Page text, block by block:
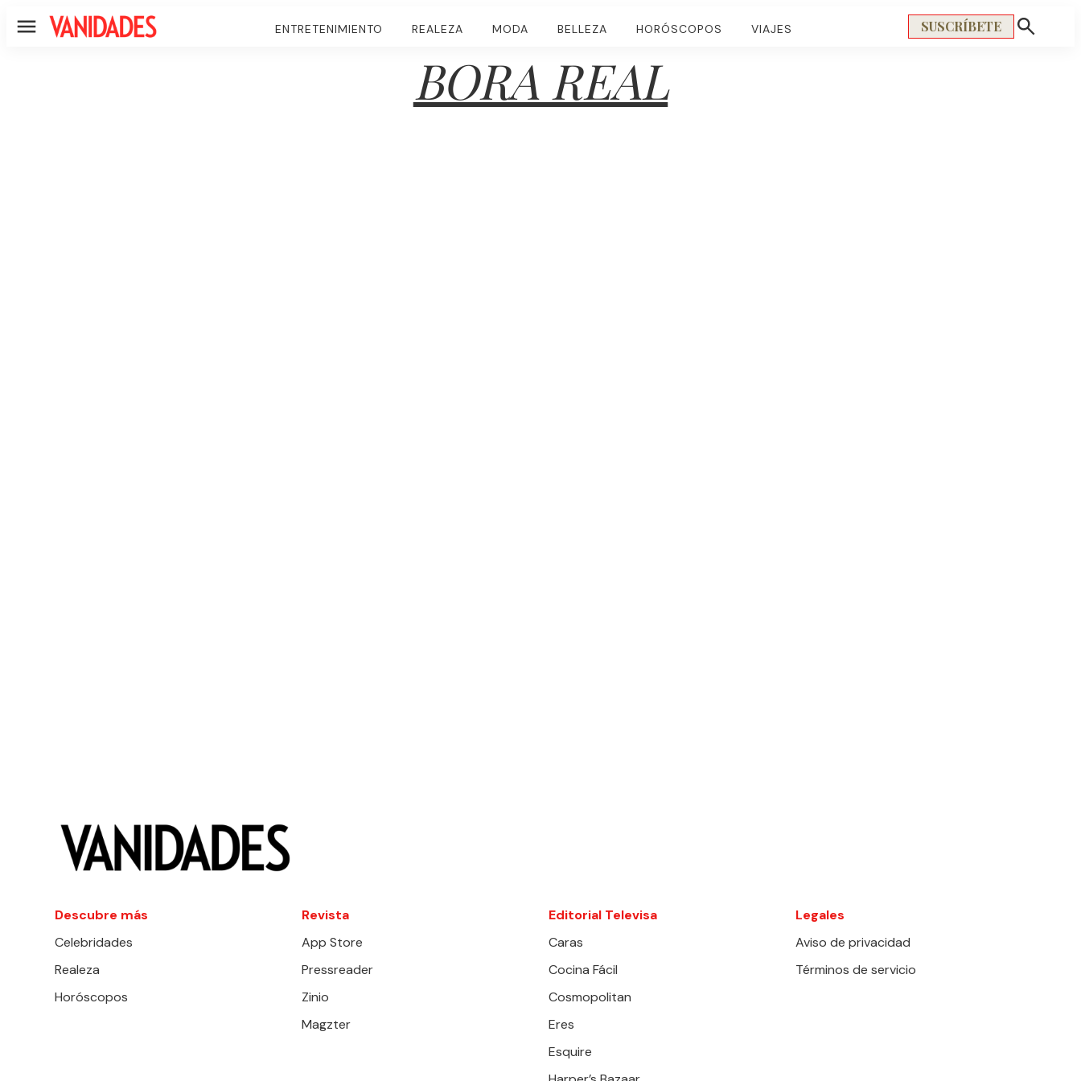
Menú ENTRETENIMIENTO REALEZA MODA BELLEZA HORÓSCOPOS VIAJES SUSCRÍBETE
Mostrar
BORA REAL
Descubre más
Celebridades
Realeza
Horóscopos
Revista
App Store
Pressreader
Zinio
Magzter
Editorial Televisa
Caras
Cocina Fácil
Cosmopolitan
Eres
Esquire
Legales
Aviso de privacidad
Términos de servicio